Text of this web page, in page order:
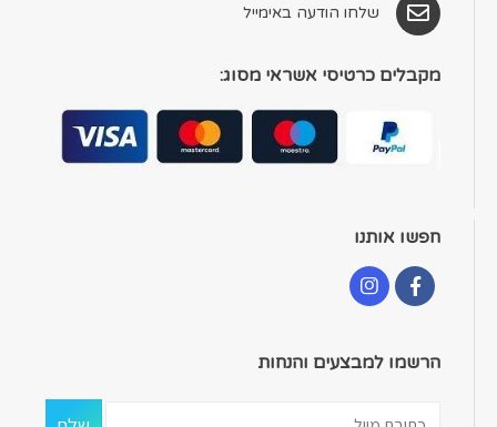
שלחו הודעה באימייל
מקבלים כרטיסי אשראי מסוג:
חפשו אותנו
הרשמו למבצעים והנחות